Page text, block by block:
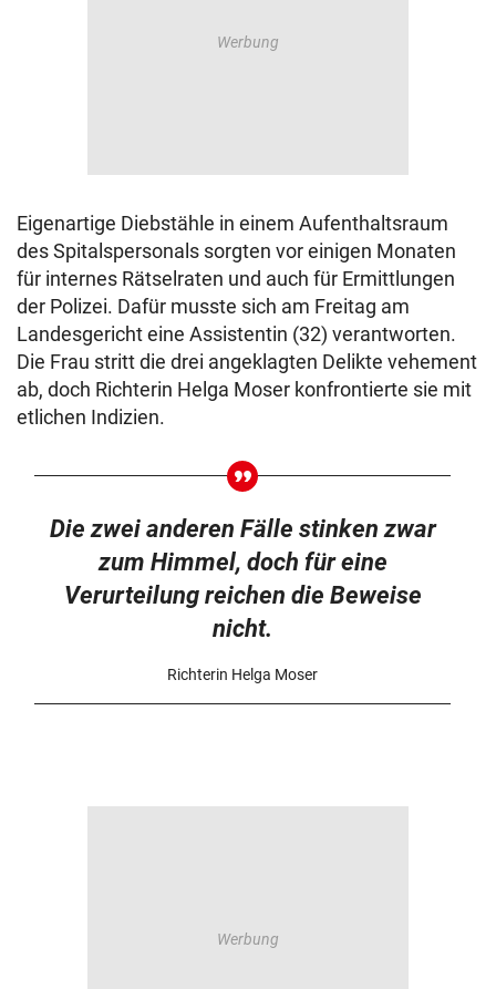
Eigenartige Diebstähle in einem Aufenthaltsraum
des Spitalspersonals sorgten vor einigen Monaten
für internes Rätselraten und auch für Ermittlungen
der Polizei. Dafür musste sich am Freitag am
Landesgericht eine Assistentin (32) verantworten.
Die Frau stritt die drei angeklagten Delikte vehement
ab, doch Richterin Helga Moser konfrontierte sie mit
etlichen Indizien.
Die zwei anderen Fälle stinken zwar
zum Himmel, doch für eine
Verurteilung reichen die Beweise
nicht.
Richterin Helga Moser